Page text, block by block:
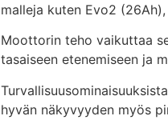
malleja kuten Evo2
Moottorin teho vaikuttaa
tasaiseen etenemiseen ja
hyvän näkyvyyden myös